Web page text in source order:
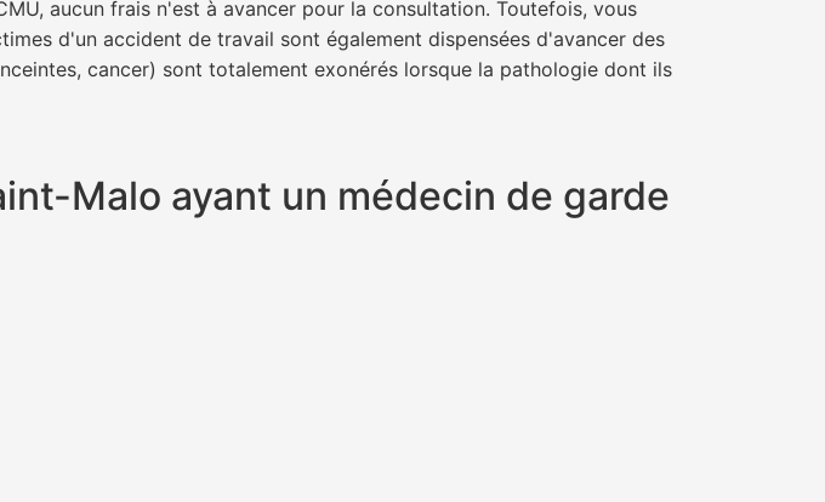
aucun frais n'est à avancer pour la consultation. Toutefois, vous
d'un accident de travail sont également dispensées d'avancer des
cancer) sont totalement exonérés lorsque la pathologie dont ils
Malo ayant un médecin de garde